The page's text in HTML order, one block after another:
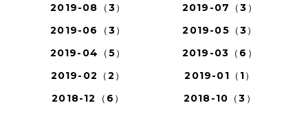
2019-08（3）
2019-07（3）
2019-06（3）
2019-05（3）
2019-04（5）
2019-03（6）
2019-02（2）
2019-01（1）
2018-12（6）
2018-10（3）